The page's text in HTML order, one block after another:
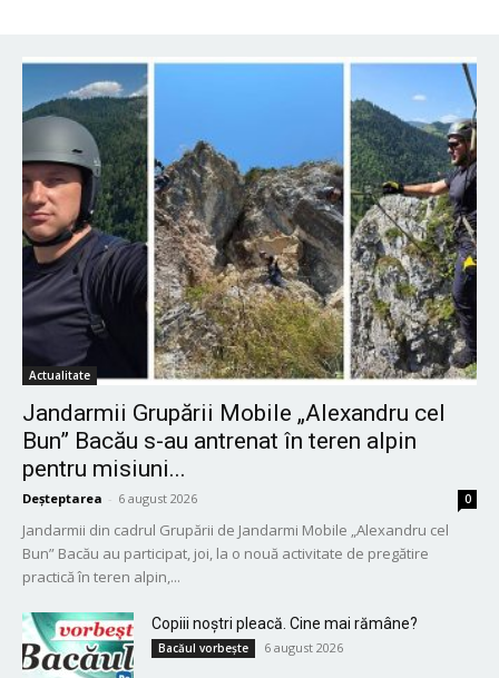
Actualitate
Jandarmii Grupării Mobile „Alexandru cel
Bun” Bacău s-au antrenat în teren alpin
pentru misiuni...
Deșteptarea - 6 august 2026 0
Jandarmii din cadrul Grupării de Jandarmi Mobile „Alexandru cel
Bun” Bacău au participat, joi, la o nouă activitate de pregătire
practică în teren alpin,...
Copiii noștri pleacă. Cine mai rămâne?
Bacăul vorbește 6 august 2026